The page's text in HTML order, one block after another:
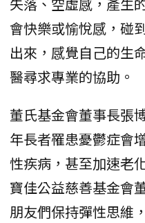
會快樂或愉悅感，碰
出來，感覺自己的生
醫尋求專業的協助。
董氏基金會董事長張
年長者罹患憂鬱症會
性疾病，甚至加速老
寶佳公益慈善基金會
朋友們保持彈性思維